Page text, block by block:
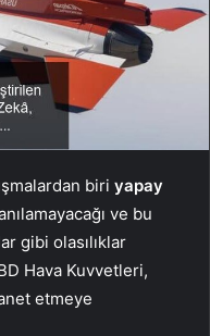
biri yapay
ve bu
gibi olasılıklar
Hava Kuvvetleri,
etmeye